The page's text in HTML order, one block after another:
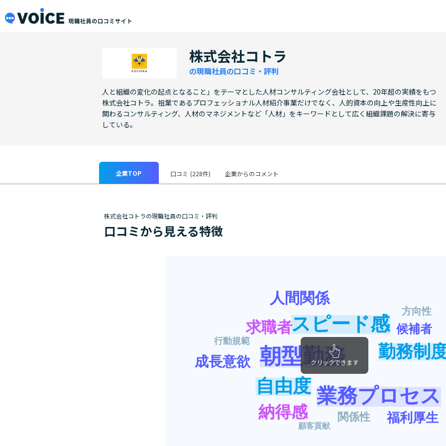
メインコンテンツにスキップ
株式会社コトラ
の現職社員の口コミ・評判
人と組織の変化の起点となること」をテーマとした人材コンサルティング会社として、20年超の実績をもつ
株式会社コトラ。祖業であるプロフェッショナル人材紹介事業だけでなく、人的資本の向上や生産性向上に
関わるコンサルティング、人材のマネジメントなど「人材」をキーワードとして広く組織課題の解決に寄与
している。
企業TOP 口コミ (228件) 企業からのコメント
株式会社コトラの現職社員の口コミ・評判
口コミから見える特徴
クリックできます
朝型勤務
業務プロセス
スピード感
自由度
勤務制
納得感
求職者
人間関係
成長意欲
福利厚生
候補者
関係性
方向性
行動規範
顧客貢献